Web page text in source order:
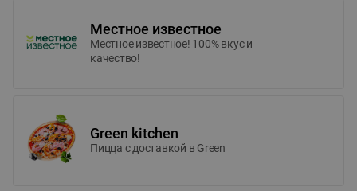
Местное известное
Местное известное! 100% вкус и
качество!
Green kitchen
Пицца c доставкой в Green